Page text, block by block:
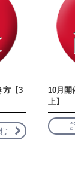
方【3
10月開
上】